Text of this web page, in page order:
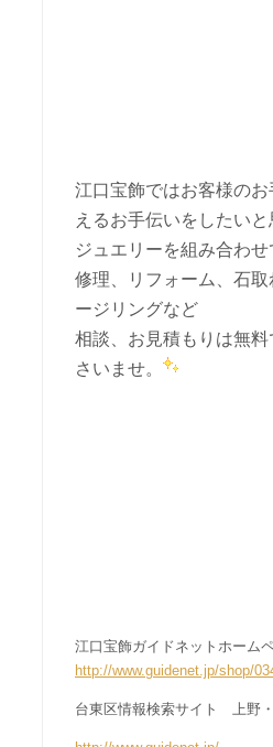
江口宝飾ではお客様の
えるお手伝いをしたいと
ジュエリーを組み合わ
修理、リフォーム、石
ージリングなど
相談、お見積もりは無
さいませ。
江口宝飾ガイドネットホーム
http://www.guidenet.jp/shop/
台東区情報検索サイト 上野